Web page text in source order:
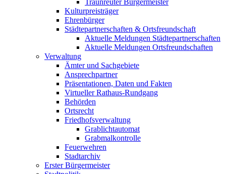
Traunreuter Bürgermeister
Kulturpreisträger
Ehrenbürger
Städtepartnerschaften & Ortsfreundschaft
Aktuelle Meldungen Städtepartnerschaften
Aktuelle Meldungen Ortsfreundschaften
Verwaltung
Ämter und Sachgebiete
Ansprechpartner
Präsentationen, Daten und Fakten
Virtueller Rathaus-Rundgang
Behörden
Ortsrecht
Friedhofsverwaltung
Grablichtautomat
Grabmalkontrolle
Feuerwehren
Stadtarchiv
Erster Bürgermeister